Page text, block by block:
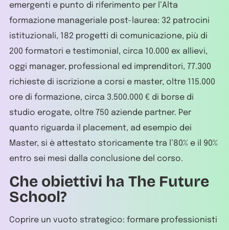
emergenti e punto di riferimento per l’Alta
formazione manageriale post-laurea: 32 patrocini
istituzionali, 182 progetti di comunicazione, più di
200 formatori e testimonial, circa 10.000 ex allievi,
oggi manager, professional ed imprenditori, 77.300
richieste di iscrizione a corsi e master, oltre 115.000
ore di formazione, circa 3.500.000 € di borse di
studio erogate, oltre 750 aziende partner. Per
quanto riguarda il placement, ad esempio dei
Master, si è attestato storicamente tra l’80% e il 90%
entro sei mesi dalla conclusione del corso.
Che obiettivi ha The Future
School?
Coprire un vuoto strategico: formare professionisti